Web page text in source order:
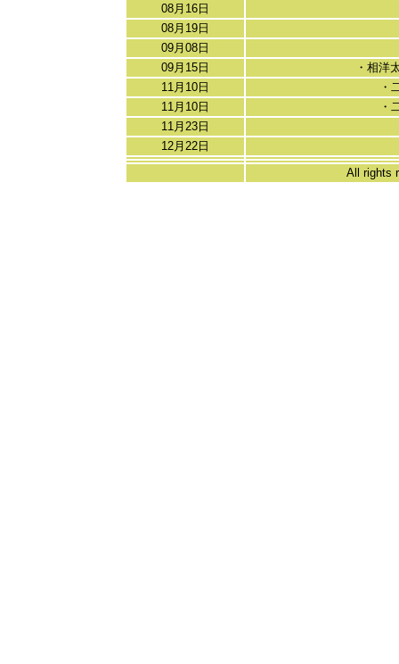
08月16日
08月19日
09月08日
09月15日
・相
11月10日
・
11月10日
・
11月23日
12月22日
All rights